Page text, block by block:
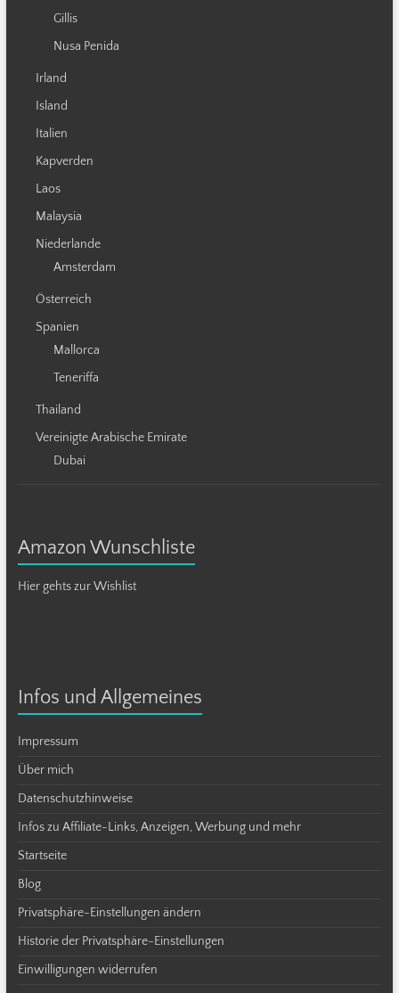
Gillis
Nusa Penida
Irland
Island
Italien
Kapverden
Laos
Malaysia
Niederlande
Amsterdam
Österreich
Spanien
Mallorca
Teneriffa
Thailand
Vereinigte Arabische Emirate
Dubai
Amazon Wunschliste
Hier gehts zur Wishlist
Infos und Allgemeines
Impressum
Über mich
Datenschutzhinweise
Infos zu Affiliate-Links, Anzeigen, Werbung und mehr
Startseite
Blog
Privatsphäre-Einstellungen ändern
Historie der Privatsphäre-Einstellungen
Einwilligungen widerrufen